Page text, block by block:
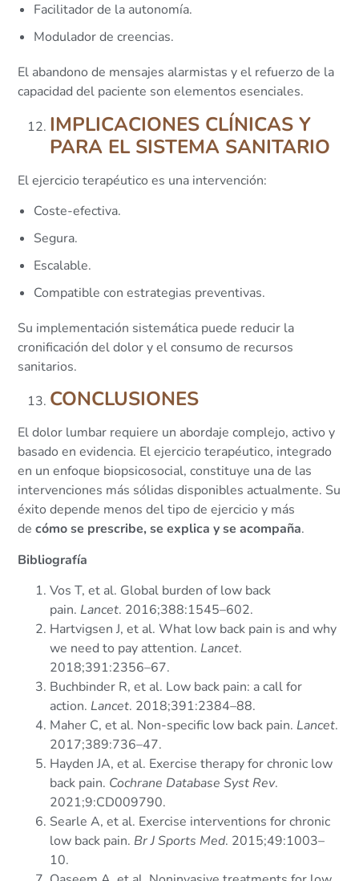
Facilitador de la autonomía.
Modulador de creencias.
El abandono de mensajes alarmistas y el refuerzo de la
capacidad del paciente son elementos esenciales.
IMPLICACIONES CLÍNICAS Y
PARA EL SISTEMA SANITARIO
El ejercicio terapéutico es una intervención:
Coste-efectiva.
Segura.
Escalable.
Compatible con estrategias preventivas.
Su implementación sistemática puede reducir la
cronificación del dolor y el consumo de recursos
sanitarios.
CONCLUSIONES
El dolor lumbar requiere un abordaje complejo, activo y
basado en evidencia. El ejercicio terapéutico, integrado
en un enfoque biopsicosocial, constituye una de las
intervenciones más sólidas disponibles actualmente. Su
éxito depende menos del tipo de ejercicio y más
decómo se prescribe, se explica y se acompaña.
Bibliografía
Vos T, et al. Global burden of low back
pain. Lancet. 2016;388:1545–602.
Hartvigsen J, et al. What low back pain is and why
we need to pay attention. Lancet.
2018;391:2356–67.
Buchbinder R, et al. Low back pain: a call for
action. Lancet. 2018;391:2384–88.
Maher C, et al. Non-specific low back pain. Lancet.
2017;389:736–47.
Hayden JA, et al. Exercise therapy for chronic low
back pain. Cochrane Database Syst Rev.
2021;9:CD009790.
Searle A, et al. Exercise interventions for chronic
low back pain. Br J Sports Med. 2015;49:1003–
10.